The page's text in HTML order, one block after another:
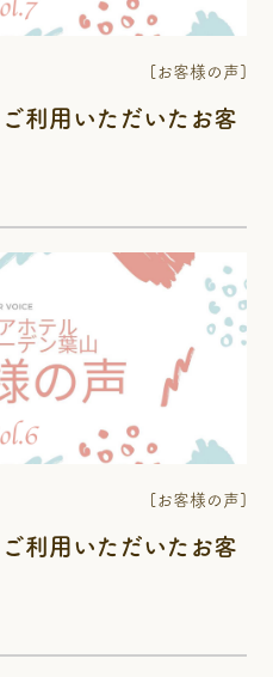
[お客様の声]
利用いただいたお客
[お客様の声]
利用いただいたお客